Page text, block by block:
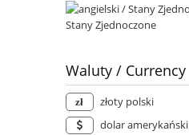
Stany Zjednoczone
Waluty / Currency
złoty polski
dolar amerykański